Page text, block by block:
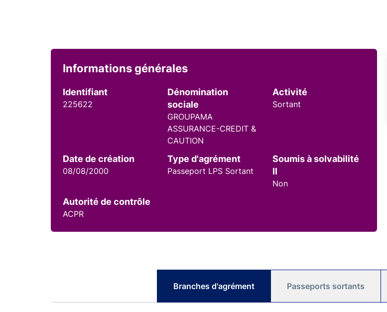
Informations générales
Identifiant
225622
Dénomination
sociale
GROUPAMA
ASSURANCE-CREDIT &
CAUTION
Activité
Sortant
Date de création
08/08/2000
Type d'agrément
Passeport LPS Sortant
Soumis à solvabilité
II
Non
Autorité de contrôle
ACPR
Branches d'agrément Passeports sortants